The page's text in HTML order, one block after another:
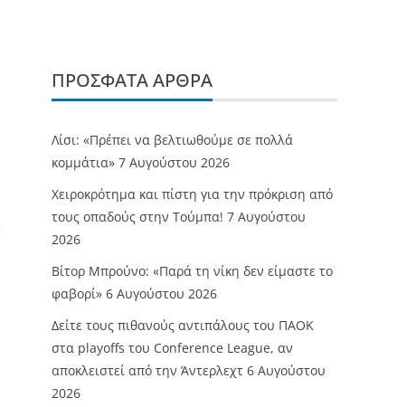
ΠΡΌΣΦΑΤΑ ΆΡΘΡΑ
Λίσι: «Πρέπει να βελτιωθούμε σε πολλά
κομμάτια» 7 Αυγούστου 2026
Χειροκρότημα και πίστη για την πρόκριση από
τους οπαδούς στην Τούμπα! 7 Αυγούστου
2026
Βίτορ Μπρούνο: «Παρά τη νίκη δεν είμαστε το
φαβορί» 6 Αυγούστου 2026
Δείτε τους πιθανούς αντιπάλους του ΠΑΟΚ
στα playoffs του Conference League, αν
αποκλειστεί από την Άντερλεχτ 6 Αυγούστου
2026